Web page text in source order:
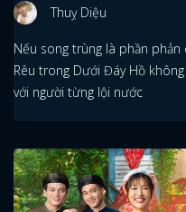
Thuỵ Diệu
Nếu song trùng là phần phản
Rêu trong Dưới Đáy Hồ
với người từng lội nước